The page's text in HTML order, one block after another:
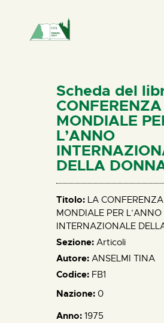
HOME
CHI SIAMO
NEWS
PERCORSI
BIBLIOTECA
CONTATTI
Scheda del
CONFERENZA
MONDIALE
L’ANNO
DELLA
Titolo: LA CONFERENZA
MONDIALE PER L’ANNO
INTERNAZIONALE
Sezione: Articoli
Autore: ANSELMI TINA
Codice: FB1
Nazione: 0
Anno: 1975